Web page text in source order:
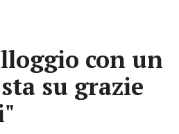
con un
su grazie